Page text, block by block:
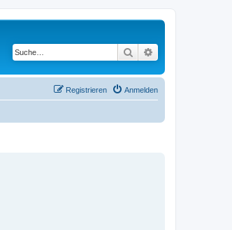
Suche
Anmelden
Registrieren